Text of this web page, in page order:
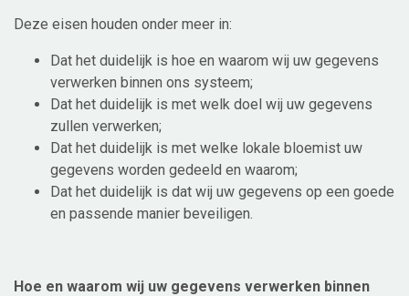
Deze eisen houden onder meer in:
Dat het duidelijk is hoe en waarom wij uw gegevens
verwerken binnen ons systeem;
Dat het duidelijk is met welk doel wij uw gegevens
zullen verwerken;
Dat het duidelijk is met welke lokale bloemist uw
gegevens worden gedeeld en waarom;
Dat het duidelijk is dat wij uw gegevens op een goede
en passende manier beveiligen.
Hoe en waarom wij uw gegevens verwerken binnen